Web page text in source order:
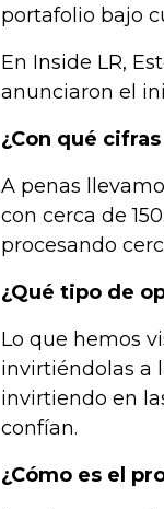
portafolio bajo
En Inside LR,
anunciaron el
¿Con qué
A penas
con cerca de
procesando
¿Qué tipo de
Lo que hemos
invirtiéndolas a
invirtiendo en
confían.
¿Cómo es el